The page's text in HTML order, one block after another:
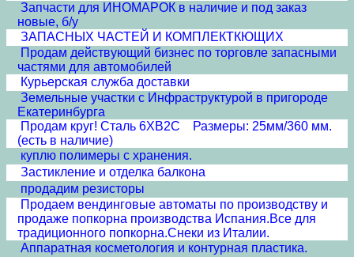
Запчасти для ИНОМАРОК в наличие и под заказ
новые, б/у
ЗАПАСНЫХ ЧАСТЕЙ И КОМПЛЕКТКЮЩИХ
Продам действующий бизнес по торговле запасными
частями для автомобилей
Курьерская служба доставки
Земельные участки с Инфраструктурой в пригороде
Екатеринбурга
Продам круг! Сталь 6ХВ2С Размеры: 25мм/360 мм.
(есть в наличие)
куплю полимеры с хранения.
Застикление и отделка балкона
продадим резисторы
Продаем вендинговые автоматы по производству и
продаже попкорна производства Испания.Все для
традиционного попкорна.Снеки из Италии.
Аппаратная косметология и контурная пластика.